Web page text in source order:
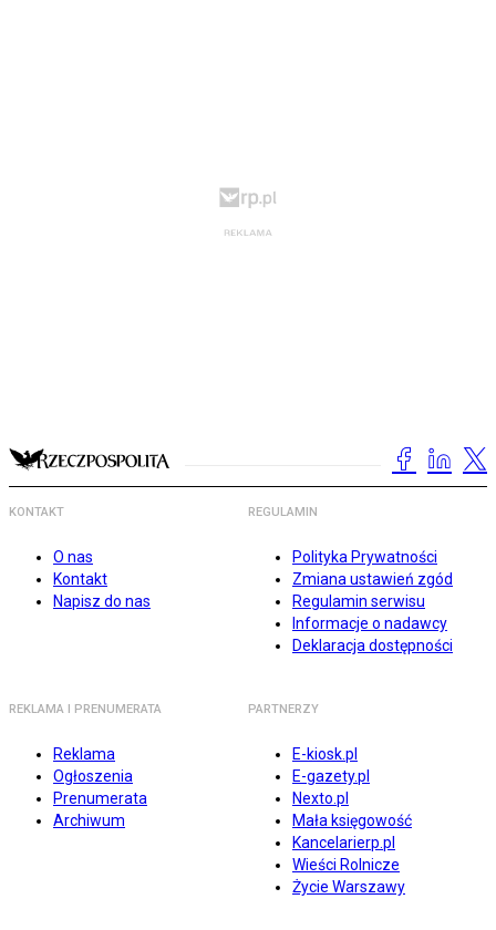
KONTAKT
O nas
Kontakt
Napisz do nas
REGULAMIN
Polityka Prywatności
Zmiana ustawień zgód
Regulamin serwisu
Informacje o nadawcy
Deklaracja dostępności
REKLAMA I PRENUMERATA
Reklama
Ogłoszenia
Prenumerata
Archiwum
PARTNERZY
E-kiosk.pl
E-gazety.pl
Nexto.pl
Mała księgowość
Kancelarierp.pl
Wieści Rolnicze
Życie Warszawy